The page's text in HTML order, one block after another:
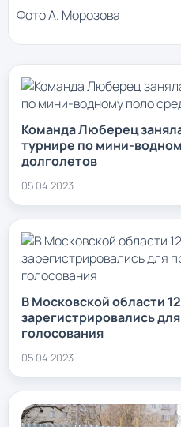
Фото А. Морозова
Команда Люберец
турнире по мини-
долголетов
05.04.2023
В Московской области
зарегистрировались
голосования
05.04.2023